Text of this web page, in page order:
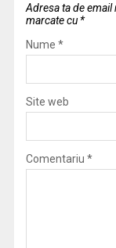
Adresa ta de email
marcate cu *
Nume *
Site web
Comentariu *